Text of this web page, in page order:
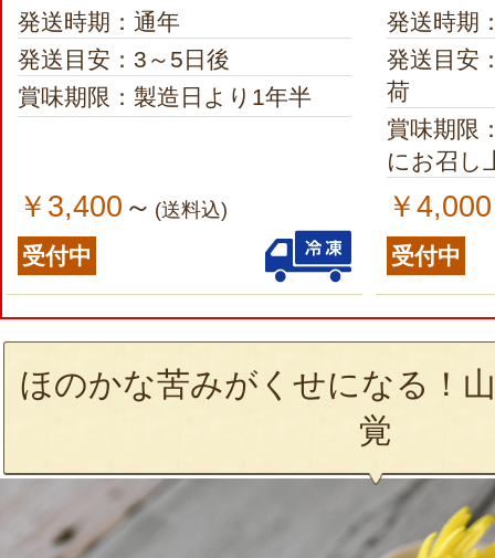
発送時期：通年
発送目安：3～5日後
賞味期限：製造日より1年半
￥3,400 ～ (送料込)
受付中
発送時期
発送目安
荷
賞味期限
にお召し
￥4,000
受付中
ほのかな苦みがくせになる！
覚